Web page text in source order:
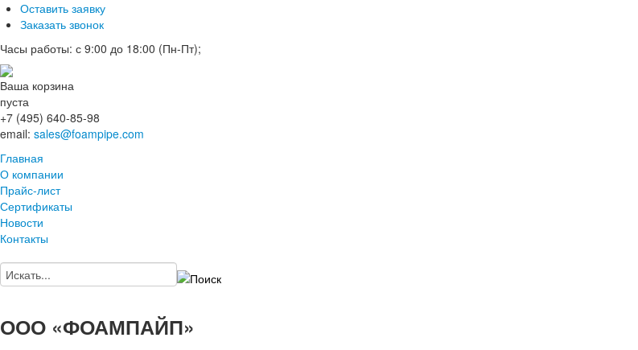
Оставить заявку
Заказать звонок
Часы работы: с 9:00 до 18:00 (Пн-Пт);
Ваша корзина
пуста
+7 (495) 640-85-98
email: sales@foampipe.com
Главная
О компании
Прайс-лист
Сертификаты
Новости
Контакты
ООО «ФОАМПАЙП»